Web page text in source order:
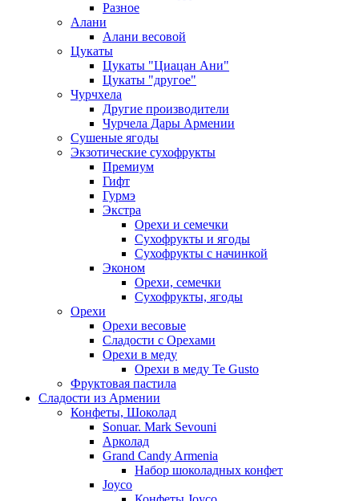
Разное
Алани
Алани весовой
Цукаты
Цукаты "Циацан Ани"
Цукаты "другое"
Чурчхела
Другие производители
Чурчела Дары Армении
Сушеные ягоды
Экзотические сухофрукты
Премиум
Гифт
Гурмэ
Экстра
Орехи и семечки
Сухофрукты и ягоды
Сухофрукты с начинкой
Эконом
Орехи, семечки
Сухофрукты, ягоды
Орехи
Орехи весовые
Сладости с Орехами
Орехи в меду
Орехи в меду Te Gusto
Фруктовая пастила
Сладости из Армении
Конфеты, Шоколад
Sonuar. Mark Sevouni
Арколад
Grand Candy Armenia
Набор шоколадных конфет
Joyco